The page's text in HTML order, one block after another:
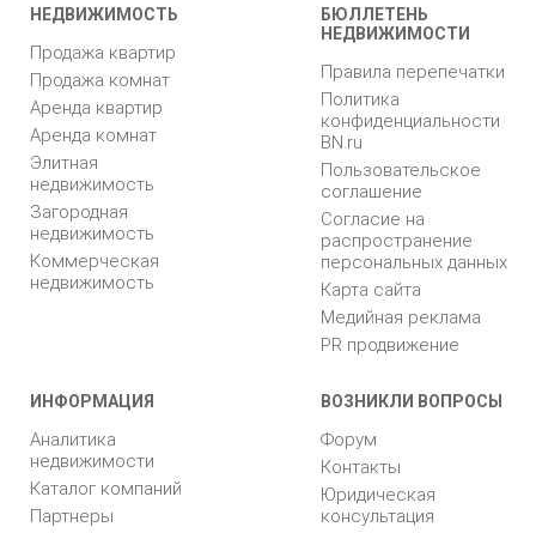
НЕДВИЖИМОСТЬ
Продажа квартир
Продажа комнат
Аренда квартир
Аренда комнат
Элитная
недвижимость
Загородная
недвижимость
Коммерческая
недвижимость
БЮЛЛЕТЕНЬ
НЕДВИЖИМОСТИ
Правила перепечатки
Политика
конфиденциальности
BN.ru
Пользовательское
соглашение
Согласие на
распространение
персональных данных
Карта сайта
Медийная реклама
PR продвижение
ИНФОРМАЦИЯ
Аналитика
недвижимости
Каталог компаний
Партнеры
ВОЗНИКЛИ ВОПРОСЫ
Форум
Контакты
Юридическая
консультация